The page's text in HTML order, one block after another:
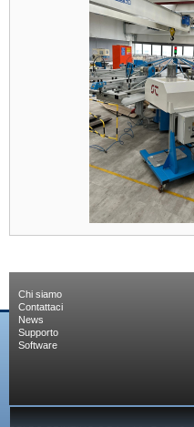
Chi siamo
Contattaci
News
Supporto
Software